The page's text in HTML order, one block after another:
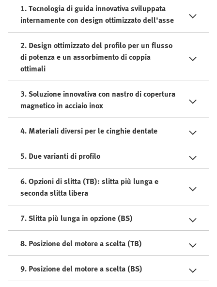
1. Tecnologia di guida innovativa sviluppata
internamente con design ottimizzato dell'asse
2. Design ottimizzato del profilo per un flusso
di potenza e un assorbimento di coppia
ottimali
3. Soluzione innovativa con nastro di copertura
magnetico in acciaio inox
4. Materiali diversi per le cinghie dentate
5. Due varianti di profilo
6. Opzioni di slitta (TB): slitta più lunga e
seconda slitta libera
7. Slitta più lunga in opzione (BS)
8. Posizione del motore a scelta (TB)
9. Posizione del motore a scelta (BS)